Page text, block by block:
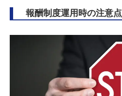
報酬制度運用時の注意点